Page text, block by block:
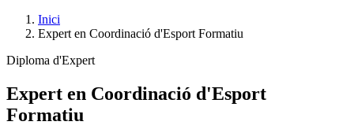
Inici
Expert en Coordinació d'Esport Formatiu
Diploma d'Expert
Expert en Coordinació d'Esport
Formatiu